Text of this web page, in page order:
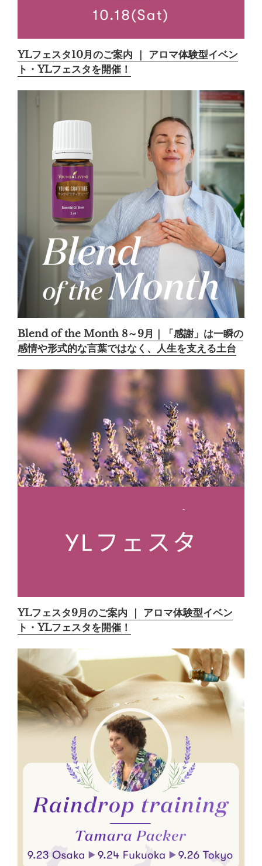
YLフェスタ10月のご案内 ｜ アロマ体験型イベン
ト・YLフェスタを開催！
Blend of the Month 8～9月｜「感謝」は一瞬の
感情や形式的な言葉ではなく、人生を支える土台
YLフェスタ9月のご案内 ｜ アロマ体験型イベン
ト・YLフェスタを開催！